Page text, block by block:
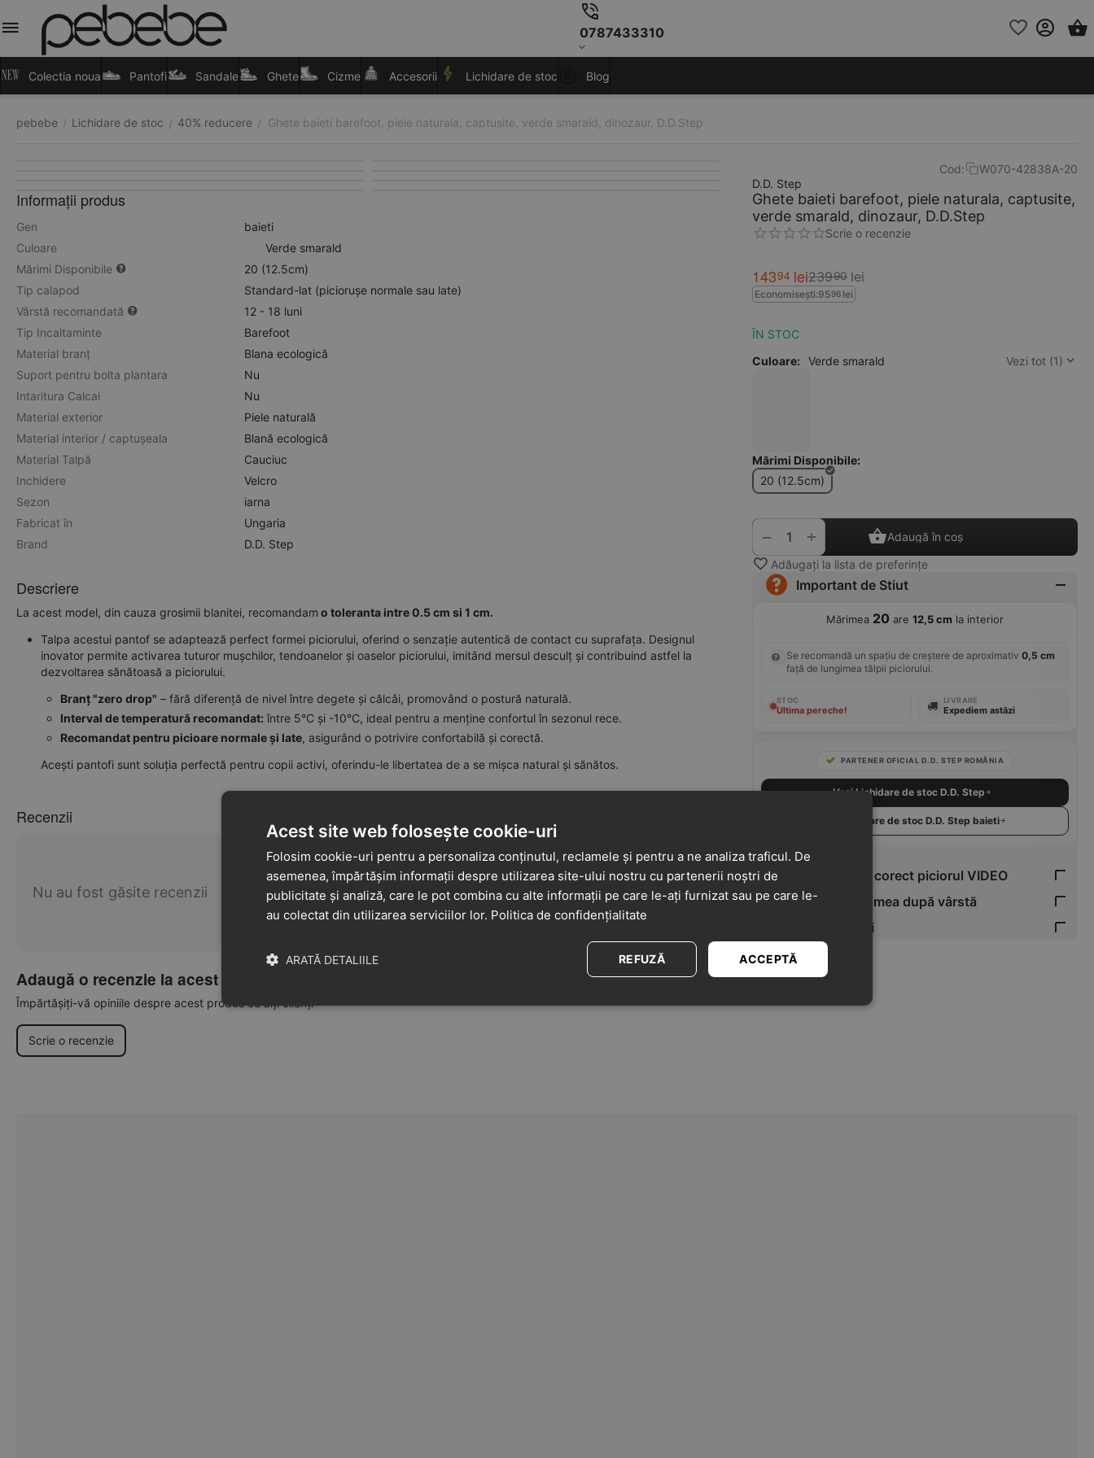
0787433310
Colectia noua Pantofi Sandale Ghete Cizme Accesorii Lichidare de stoc Blog
pebebe / Lichidare de stoc / 40% reducere / Ghete baieti barefoot, piele naturala, captusite, verde smarald, dinozaur, D.D.Step
Cod:
W070-42838A-20
D.D. Step
Ghete baieti barefoot, piele naturala, captusite,
verde smarald, dinozaur, D.D.Step
Scrie o recenzie
14394 lei23990 lei
Economisești:9596 lei
ÎN STOC
Culoare:
Verde smarald Vezi tot (1)
Mărimi Disponibile:
20 (12.5cm)
+
−
Adaugă în coș
Adăugați la lista de preferințe
Important de Stiut
Mărimea 20 are 12,5 cm la interior
Se recomandă un spațiu de creștere de aproximativ 0,5 cm
față de lungimea tălpii piciorului.
STOC
Ultima pereche!
LIVRARE
Expediem astăzi
PARTENER OFICIAL D.D. STEP ROMÂNIA
Vezi Lichidare de stoc D.D. Step
Vezi Lichidare de stoc D.D. Step baieti
Cum măsori corect piciorul VIDEO
Verifică mărimea după vârstă
Tabel Mărimi
Informații produs
Gen
baieti
Culoare
Verde smarald
Mărimi Disponibile
20 (12.5cm)
Tip calapod
Standard-lat (piciorușe normale sau late)
Vârstă recomandată
12 - 18 luni
Tip Incaltaminte
Barefoot
Material branț
Blana ecologică
Suport pentru bolta plantara
Nu
Intaritura Calcai
Nu
Material exterior
Piele naturală
Material interior / captușeala
Blană ecologică
Material Talpă
Cauciuc
Inchidere
Velcro
Sezon
iarna
Fabricat în
Ungaria
Brand
D.D. Step
Descriere
La acest model, din cauza grosimii blanitei, recomandam o toleranta intre 0.5 cm si 1 cm.
Talpa acestui pantof se adaptează perfect formei piciorului, oferind o senzație autentică de contact cu suprafața. Designul
inovator permite activarea tuturor mușchilor, tendoanelor și oaselor piciorului, imitând mersul desculț și contribuind astfel la
dezvoltarea sănătoasă a piciorului.
Branț "zero drop" – fără diferență de nivel între degete și călcâi, promovând o postură naturală.
Interval de temperatură recomandat: între 5°C și -10°C, ideal pentru a menține confortul în sezonul rece.
Recomandat pentru picioare normale și late, asigurând o potrivire confortabilă și corectă.
Acești pantofi sunt soluția perfectă pentru copii activi, oferindu-le libertatea de a se mișca natural și sănătos.
Recenzii
Nu au fost găsite recenzii
Adaugă o recenzie la acest produs
Împărtășiți-vă opiniile despre acest produs cu alți clienți
Scrie o recenzie
Acest site web folosește cookie-uri
Folosim cookie-uri pentru a personaliza conținutul, reclamele și pentru a ne analiza traficul. De
asemenea, împărtășim informații despre utilizarea site-ului nostru cu partenerii noștri de
publicitate și analiză, care le pot combina cu alte informații pe care le-ați furnizat sau pe care le-
au colectat din utilizarea serviciilor lor. Politica de confidențialitate
ACCEPTĂ
REFUZĂ
ARATĂ DETALIILE